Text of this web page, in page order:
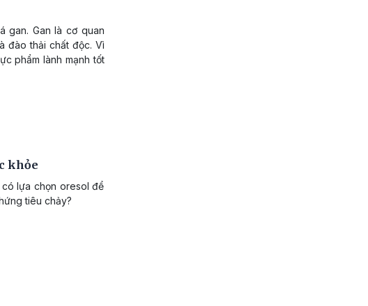
gan. Gan là cơ quan
đào thải chất độc. Vì
phẩm lành mạnh tốt
khỏe
lựa chọn oresol để
tiêu chảy?